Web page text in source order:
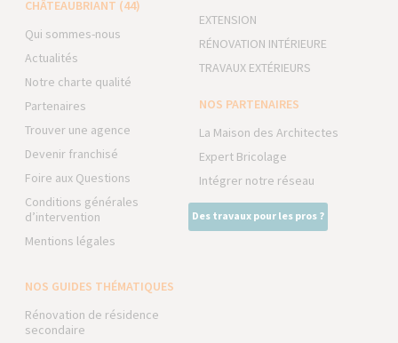
CHÂTEAUBRIANT (44)
Qui sommes-nous
Actualités
Notre charte qualité
Partenaires
Trouver une agence
Devenir franchisé
Foire aux Questions
Conditions générales
d’intervention
Mentions légales
EXTENSION
RÉNOVATION INTÉRIEURE
TRAVAUX EXTÉRIEURS
NOS PARTENAIRES
La Maison des Architectes
Expert Bricolage
Intégrer notre réseau
Des travaux pour les pros ?
NOS GUIDES THÉMATIQUES
Rénovation de résidence
secondaire